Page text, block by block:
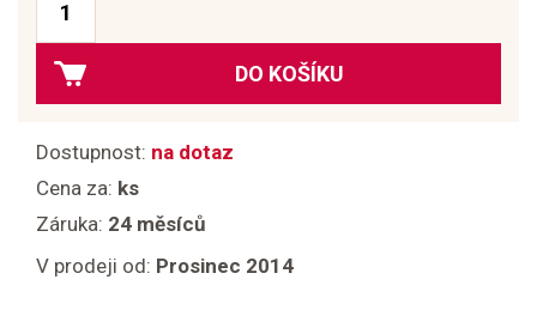
DO KOŠÍKU
Dostupnost: na dotaz
Cena za: ks
Záruka: 24 měsíců
V prodeji od: Prosinec 2014